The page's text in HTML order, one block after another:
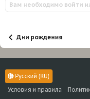
Вам необходимо войти
Дни рождения
Русский (RU)
Условия и правила